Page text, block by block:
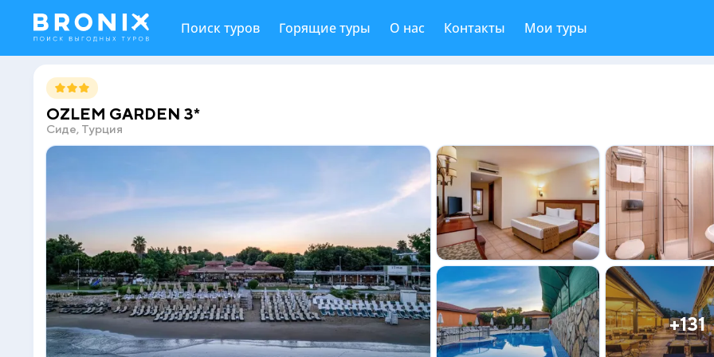
Поиск туров Горящие туры О нас Контакты Мои туры
OZLEM GARDEN 3*
Сиде, Турция
+131